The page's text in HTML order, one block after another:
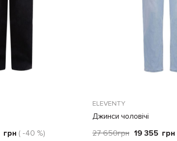
грн ( -40 %)
ELEVENTY
Джинси чоловічі
27 650грн 19 355 грн